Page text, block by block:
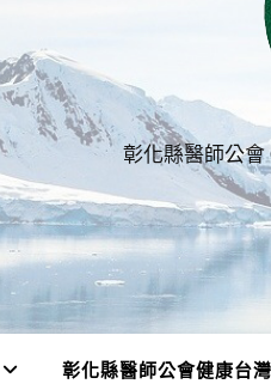
彰化縣醫師公
彰化縣醫師公會健康台